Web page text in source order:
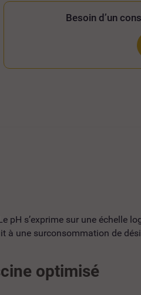
Besoin d’un
pH s’exprime sur une échelle
une surconsommation de
optimisé